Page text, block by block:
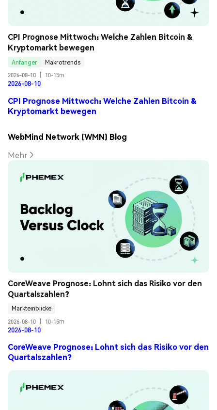
CPI Prognose Mittwoch: Welche Zahlen Bitcoin &
Kryptomarkt bewegen
Anfänger
Makrotrends
2026-08-10
10-15m
2026-08-10
CPI Prognose Mittwoch: Welche Zahlen Bitcoin &
Kryptomarkt bewegen
WebMind Network (WMN) Blog
Mehr
CoreWeave Prognose: Lohnt sich das Risiko vor den
Quartalszahlen?
Markteinblicke
2026-08-10
10-15m
2026-08-10
CoreWeave Prognose: Lohnt sich das Risiko vor den
Quartalszahlen?